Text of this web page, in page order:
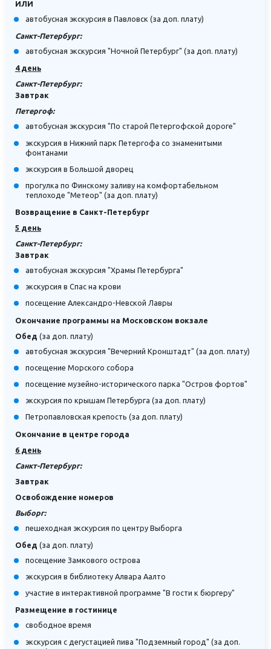
ИЛИ
автобусная экскурсия в Павловск (за доп. плату)
Санкт-Петербург:
автобусная экскурсия "Ночной Петербург" (за доп. плату)
4 день
Санкт-Петербург:
Завтрак
Петергоф:
автобусная экскурсия "По старой Петергофской дороге"
экскурсия в Нижний парк Петергофа со знаменитыми
фонтанами
экскурсия в Большой дворец
прогулка по Финскому заливу на комфортабельном
теплоходе "Метеор" (за доп. плату)
Возвращение в Санкт-Петербург
5 день
Санкт-Петербург:
Завтрак
автобусная экскурсия "Храмы Петербурга"
экскурсия в Спас на крови
посещение Александро-Невской Лавры
Окончание программы на Московском вокзале
Обед (за доп. плату)
автобусная экскурсия "Вечерний Кронштадт" (за доп. плату)
посещение Морского собора
посещение музейно-исторического парка "Остров фортов"
экскурсия по крышам Петербурга (за доп. плату)
Петропавловская крепость (за доп. плату)
Окончание в центре города
6 день
Санкт-Петербург:
Завтрак
Освобождение номеров
Выборг:
пешеходная экскурсия по центру Выборга
Обед (за доп. плату)
посещение Замкового острова
экскурсия в библиотеку Алвара Аалто
участие в интерактивной программе "В гости к бюргеру"
Размещение в гостинице
свободное время
экскурсия с дегустацией пива "Подземный город" (за доп.